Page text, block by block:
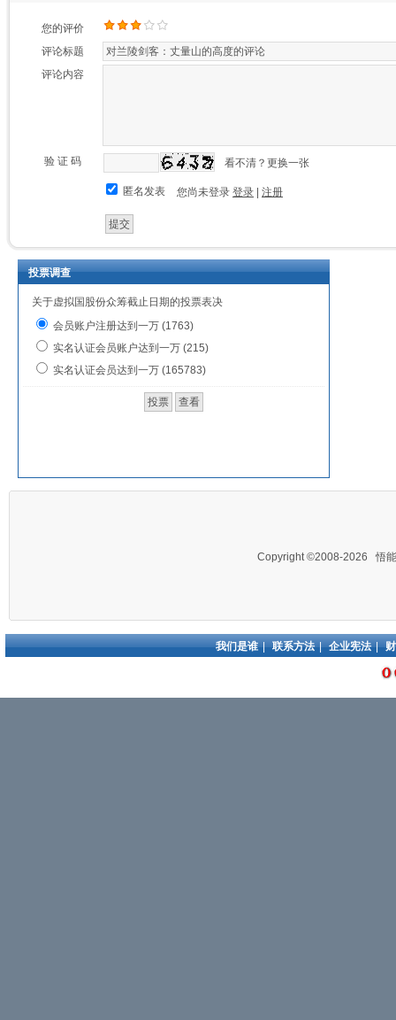
您的评价
评论标题
评论内容
验 证 码 看不清？更换一张
匿名发表 您尚未登录 登录 注册
投票调查
关于虚拟国股份众筹截止日期的投票表决
会员账户注册达到一万 (1763)
实名认证会员账户达到一万 (215)
实名认证会员达到一万 (165783)
Copyright ©2008-2026 悟
我们是谁 | 联系方法 | 企业宪法 |